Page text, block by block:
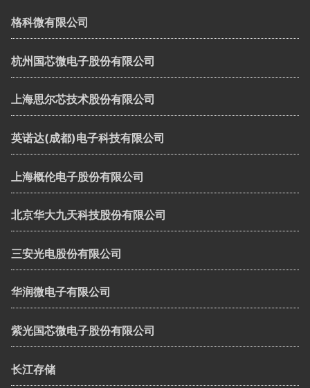
格科微有限公司
杭州国芯微电子股份有限公司
上海思尔芯技术股份有限公司
英诺达(成都)电子科技有限公司
上海概伦电子股份有限公司
北京华大九天科技股份有限公司
三安光电股份有限公司
华润微电子有限公司
紫光国芯微电子股份有限公司
长江存储